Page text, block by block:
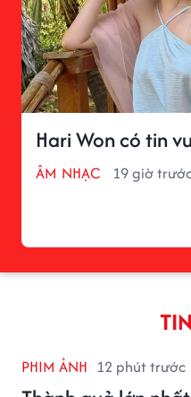
Hari Won có tin
ÂM NHẠC 19 giờ
PHIM ẢNH 12 phút trước